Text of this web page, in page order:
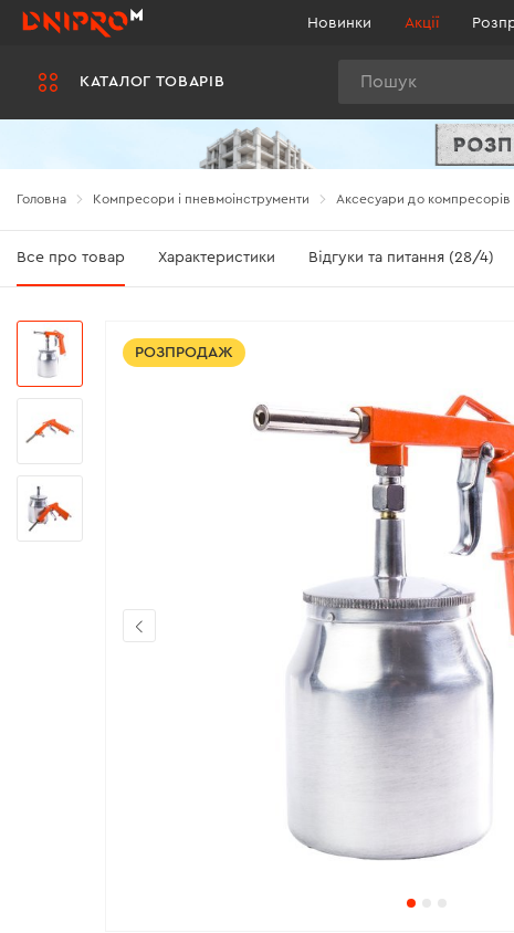
КАТАЛОГ ТОВАРІВ
Новинки Акції
Головна Компресори і пневмоінструменти Аксесуари до компресорів
Все про товар Характеристики Відгуки та питання (28/4)
РОЗПРОДАЖ